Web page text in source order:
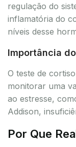
regulação do
inflamatória do
níveis desse
Importância
O teste de
monitorar uma
ao estresse,
Addison,
Por Que